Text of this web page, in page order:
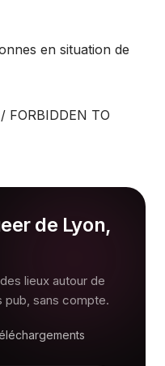
en situation de
FORBIDDEN TO
de Lyon,
lieux autour de
pub, sans compte.